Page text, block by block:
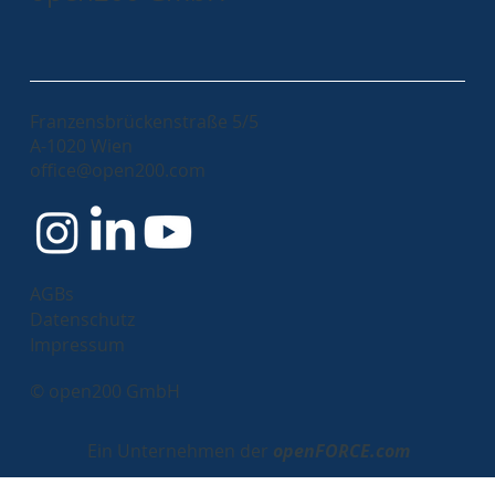
© open200 GmbH
Franzensbrückenstraße 5/5
A-1020 Wien
office@open200.com
Impressum
Datenschutz
AGBs
Ein Unternehmen der openFORCE.com